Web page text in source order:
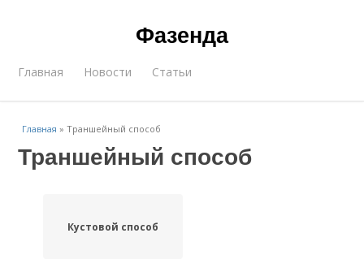
Фазенда
Главная Новости Статьи
Главная »Траншейный способ
Траншейный способ
Кустовой способ